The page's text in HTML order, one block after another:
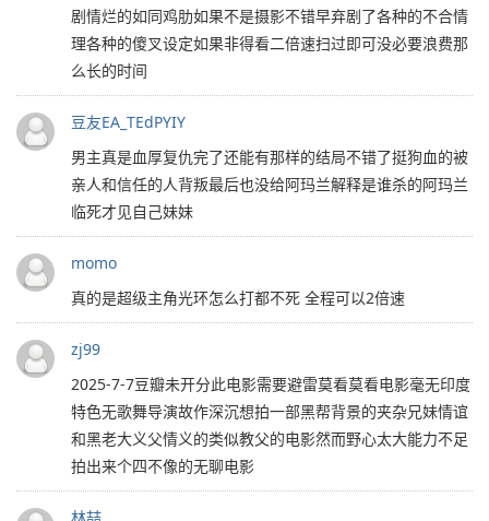
剧情烂的如同鸡肋如果不是摄影不错早弃剧了各种的不合情
理各种的傻叉设定如果非得看二倍速扫过即可没必要浪费那
么长的时间
豆友EA_TEdPYIY
男主真是血厚复仇完了还能有那样的结局不错了挺狗血的被
亲人和信任的人背叛最后也没给阿玛兰解释是谁杀的阿玛兰
临死才见自己妹妹
momo
真的是超级主角光环怎么打都不死 全程可以2倍速
zj99
2025-7-7豆瓣未开分此电影需要避雷莫看莫看电影毫无印度
特色无歌舞导演故作深沉想拍一部黑帮背景的夹杂兄妹情谊
和黑老大义父情义的类似教父的电影然而野心太大能力不足
拍出来个四不像的无聊电影